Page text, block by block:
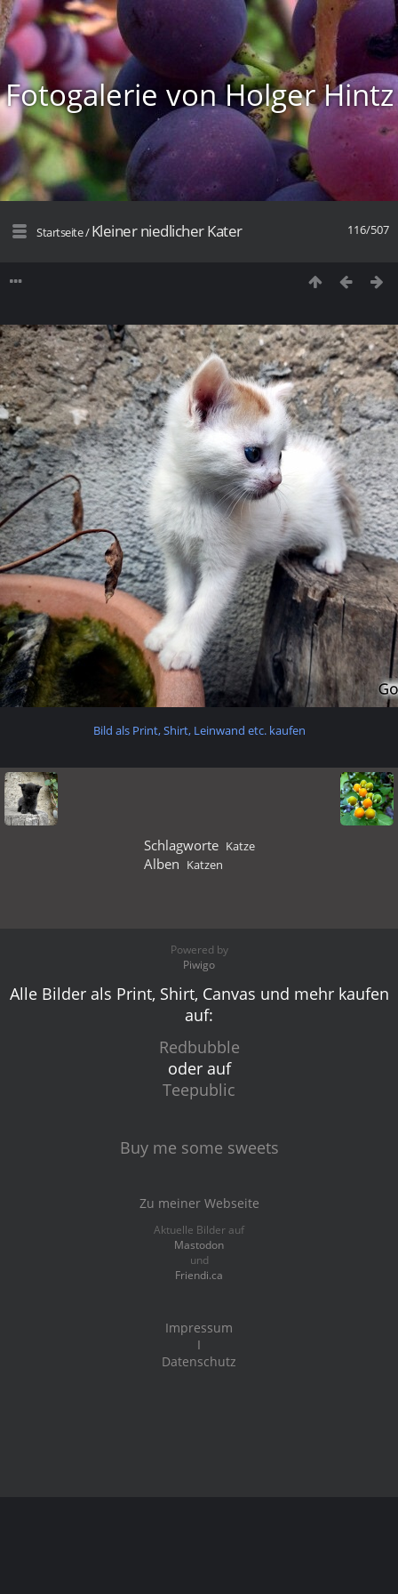
Fotogalerie von Holger Hintz
116/507
Startseite/Kleiner niedlicher Kater
Bild als Print, Shirt, Leinwand etc. kaufen
Schlagworte Katze
Alben Katzen
Powered by
Piwigo
Alle Bilder als Print, Shirt, Canvas und mehr kaufen
auf:
Redbubble
oder auf
Teepublic
Buy me some sweets
Zu meiner Webseite
Aktuelle Bilder auf
Mastodon
und
Friendi.ca
Impressum
I
Datenschutz